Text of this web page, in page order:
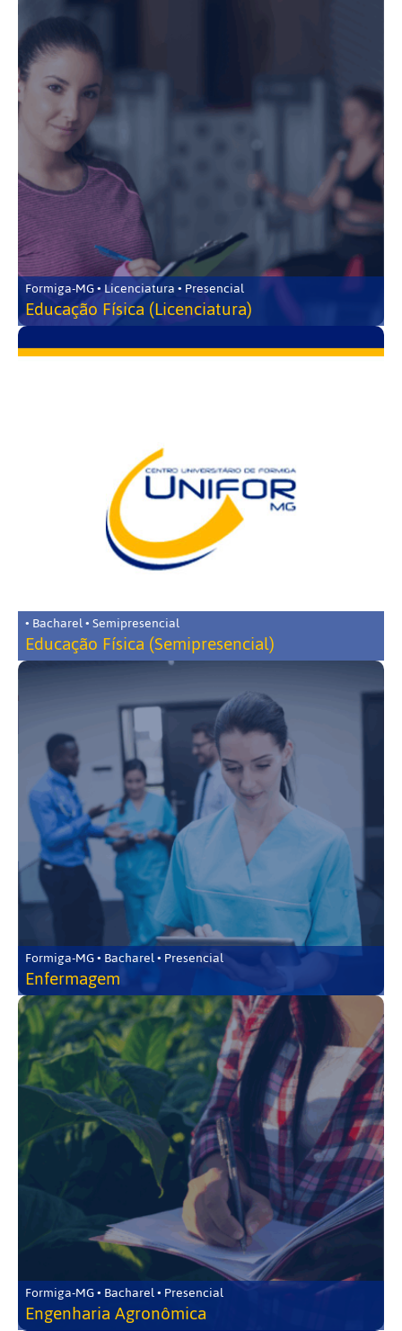
Formiga-MG • Licenciatura • Presencial
Educação Física (Licenciatura)
• Bacharel • Semipresencial
Educação Física (Semipresencial)
Formiga-MG • Bacharel • Presencial
Enfermagem
Formiga-MG • Bacharel • Presencial
Engenharia Agronômica